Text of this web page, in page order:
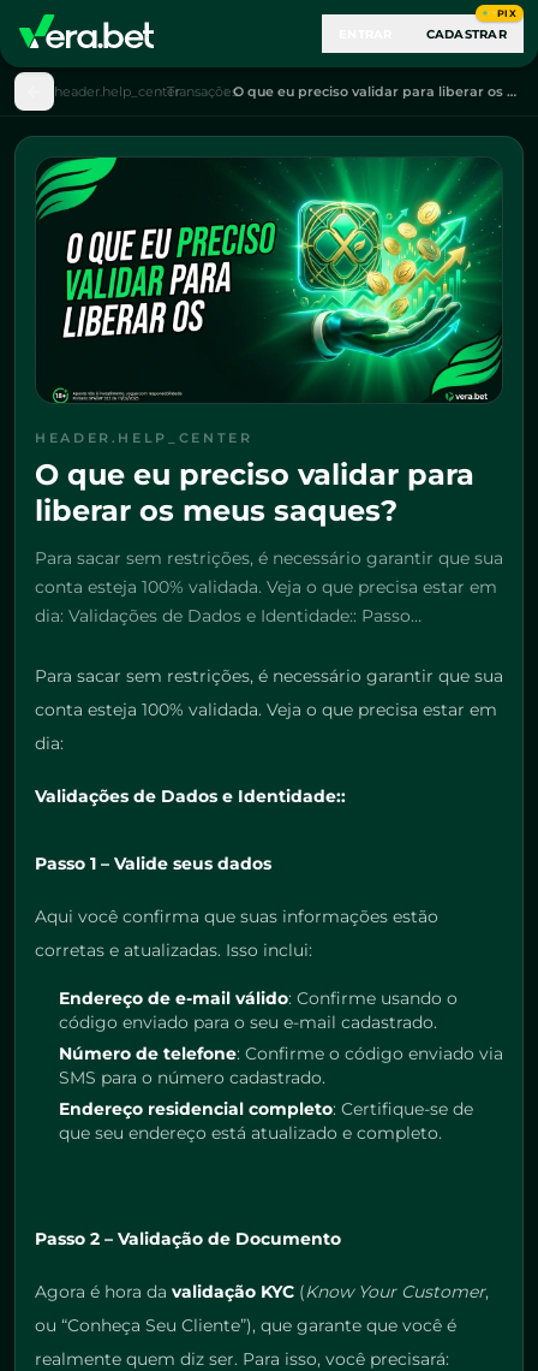
CADASTRAR
PIX
header.help_centerTransações O que eu preciso validar para liberar os meus saques?
HEADER.HELP_CENTER
O que eu preciso validar para
liberar os meus saques?
Para sacar sem restrições, é necessário garantir que sua
conta esteja 100% validada. Veja o que precisa estar em
dia: Validações de Dados e Identidade:: Passo…
Para sacar sem restrições, é necessário garantir que sua
conta esteja 100% validada. Veja o que precisa estar em
dia:
Validações de Dados e Identidade::
Passo 1 – Valide seus dados
Aqui você confirma que suas informações estão
corretas e atualizadas. Isso inclui:
Endereço de e-mail válido: Confirme usando o
código enviado para o seu e-mail cadastrado.
Número de telefone: Confirme o código enviado via
SMS para o número cadastrado.
Endereço residencial completo: Certifique-se de
que seu endereço está atualizado e completo.
Passo 2 – Validação de Documento
Agora é hora da validação KYC (Know Your Customer,
ou “Conheça Seu Cliente”), que garante que você é
realmente quem diz ser. Para isso, você precisará: